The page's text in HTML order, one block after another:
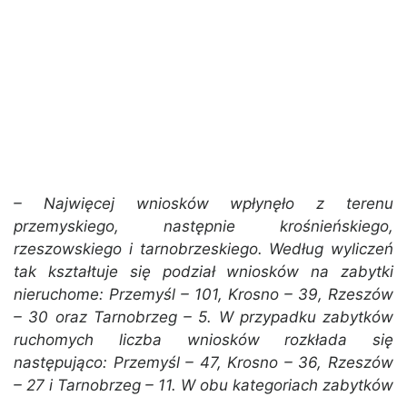
– Najwięcej wniosków wpłynęło z terenu
przemyskiego, następnie krośnieńskiego,
rzeszowskiego i tarnobrzeskiego. Według wyliczeń
tak kształtuje się podział wniosków na zabytki
nieruchome: Przemyśl – 101, Krosno – 39, Rzeszów
– 30 oraz Tarnobrzeg – 5. W przypadku zabytków
ruchomych liczba wniosków rozkłada się
następująco: Przemyśl – 47, Krosno – 36, Rzeszów
– 27 i Tarnobrzeg – 11. W obu kategoriach zabytków